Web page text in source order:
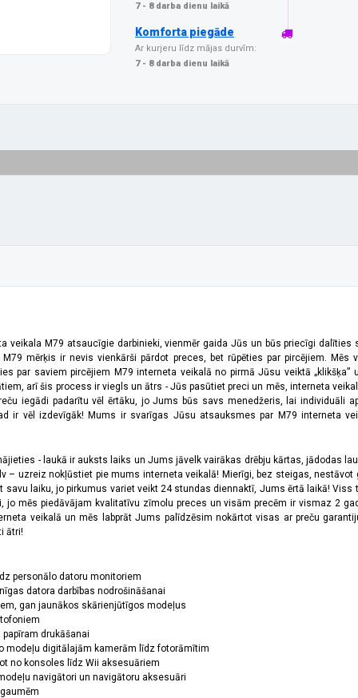
7 - 8 darba dienu laikā
Komforta piegāde
Ar kurjeru līdz mājas durvīm:
7 - 8 darba dienu laikā
veikala M79 atsaucīgie darbinieki, vienmēr gaida Jūs un būs priecīgi
mērķis ir nevis vienkārši pārdot preces, bet rūpēties par pircējiem.
par saviem pircējiem M79 interneta veikalā no pirmā Jūsu veiktā
arī šis process ir viegls un ātrs - Jūs pasūtiet preci un mēs, interneta
iegādi padarītu vēl ērtāku, jo Jums būs savs menedžeris, lai individuāli
ir vēl izdevīgāk! Mums ir svarīgas Jūsu atsauksmes par M79 interneta
- laukā ir auksts laiks un Jums jāvelk vairākas drēbju kārtas, jādodas
– uzreiz nokļūstiet pie mums interneta veikalā! Mierīgi, bez steigas,
laiku, jo pirkumus variet veikt 24 stundas diennaktī, Jums ērtā laikā!
jo mēs piedāvājam kvalitatīvu zīmolu preces un visām precēm ir vismaz 2
veikalā un mēs labprāt Jums palīdzēsim nokārtot visas ar preču
ātri!
personālo datoru monitoriem
datora darbības nodrošināšanai
gan jaunākos skārienjūtīgos modeļus
drukāšanai
digitālajām kamerām līdz fotorāmītim
no konsoles līdz Wii aksesuāriem
navigātori un navigātoru aksesuāri